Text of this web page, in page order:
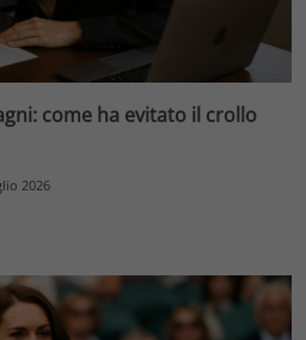
come ha evitato il crollo
2026